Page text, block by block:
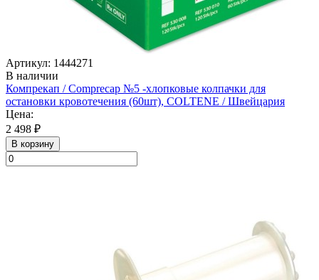
Артикул: 1444271
В наличии
Компрекап / Comprecap №5 -хлопковые колпачки для
остановки кровотечения (60шт), COLTENE / Швейцария
Цена:
2 498 ₽
В корзину